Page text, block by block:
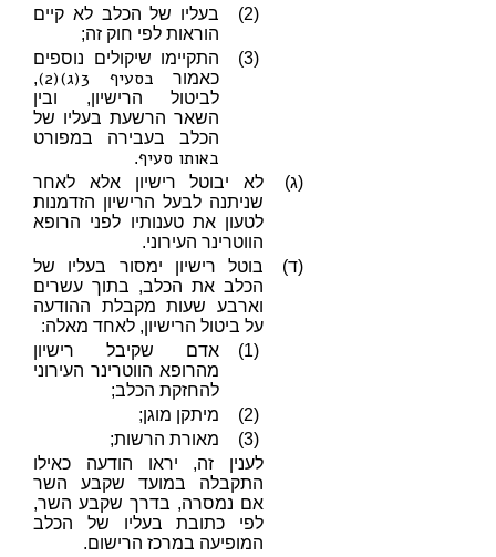
(2)
בעליו של הכלב לא קיים
הוראות לפי חוק זה;
(3)
התקיימו שיקולים נוספים
כאמור בסעיף 3(ג)(2)
,
לביטול הרישיון, ובין
השאר הרשעת בעליו של
הכלב בעבירה במפורט
באותו סעיף.
(ג)
לא יבוטל רישיון אלא לאחר
שניתנה לבעל הרישיון הזדמנות
לטעון את טענותיו לפני הרופא
הווטרינר העירוני.
(ד)
בוטל רישיון ימסור בעליו של
הכלב את הכלב, בתוך עשרים
וארבע שעות מקבלת ההודעה
על ביטול הרישיון, לאחד מאלה:
(1)
אדם שקיבל רישיון
מהרופא הווטרינר העירוני
להחזקת הכלב;
(2)
מיתקן מוגן;
(3)
מאורת הרשות;
לענין זה, יראו הודעה כאילו
התקבלה במועד שקבע השר
אם נמסרה, בדרך שקבע השר,
לפי כתובת בעליו של הכלב
המופיעה במרכז הרישום.